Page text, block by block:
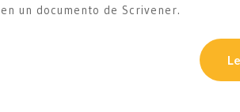
un documento de Scrivener.